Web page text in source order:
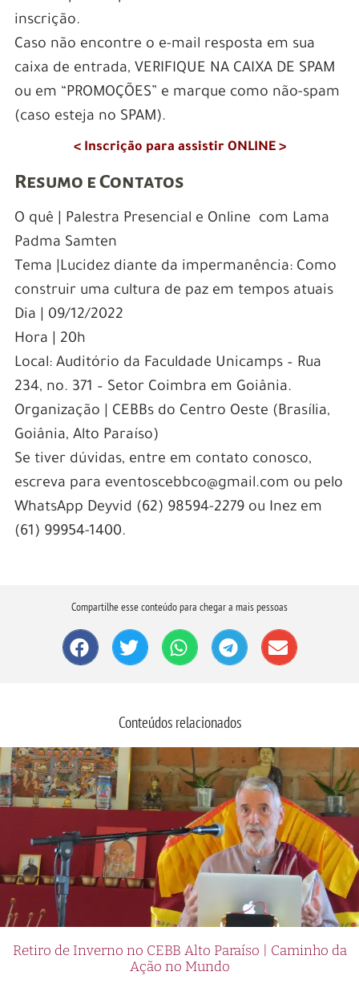
inscrição.
Caso não encontre o e-mail resposta em sua
caixa de entrada, VERIFIQUE NA CAIXA DE SPAM
ou em “PROMOÇÕES” e marque como não-spam
(caso esteja no SPAM).
< Inscrição para assistir ONLINE >
Resumo e Contatos
O quê | Palestra Presencial e Online com Lama
Padma Samten
Tema |Lucidez diante da impermanência: Como
construir uma cultura de paz em tempos atuais
Dia | 09/12/2022
Hora | 20h
Local: Auditório da Faculdade Unicamps – Rua
234, no. 371 – Setor Coimbra em Goiânia.
Organização | CEBBs do Centro Oeste (Brasília,
Goiânia, Alto Paraíso)
Se tiver dúvidas, entre em contato conosco,
escreva para eventoscebbco@gmail.com ou pelo
WhatsApp Deyvid (62) 98594-2279 ou Inez em
(61) 99954-1400.
Compartilhe esse conteúdo para chegar a mais pessoas
Conteúdos relacionados
Retiro de Inverno no CEBB Alto Paraíso | Caminho da
Ação no Mundo